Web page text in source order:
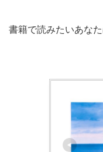
書籍で読みたいあな